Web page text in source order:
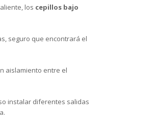
los cepillos bajo
seguro que encontrará el
aislamiento entre el
instalar diferentes salidas